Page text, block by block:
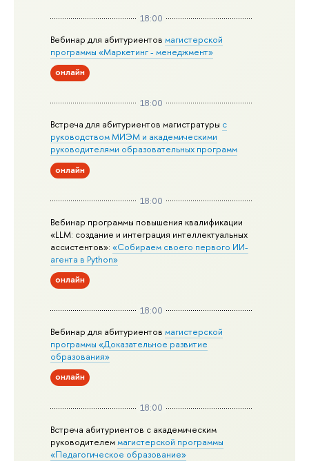
18:00
Вебинар для абитуриентовмагистерской
программы «Маркетинг - менеджмент»
онлайн
18:00
Встреча для абитуриентов магистратуры с
руководством МИЭМ и академическими
руководителями образовательных программ
онлайн
18:00
Вебинар программы повышения квалификации
«LLM: создание и интеграция интеллектуальных
ассистентов»:«Собираем своего первого ИИ-
агента в Python»
онлайн
18:00
Вебинар для абитуриентовмагистерской
программы «Доказательное развитие
образования»
онлайн
18:00
Встреча абитуриентов с академическим
руководителеммагистерской программы
«Педагогическое образование»